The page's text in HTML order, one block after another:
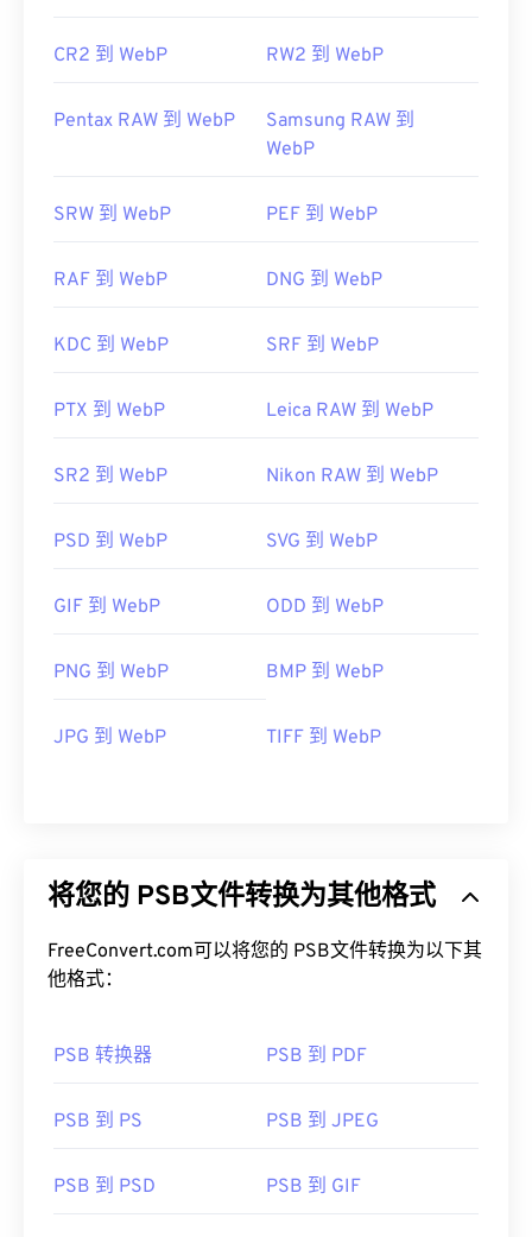
CR2 到 WebP RW2 到 WebP
Pentax RAW 到 WebP
Samsung RAW 到
WebP
SRW 到 WebP PEF 到 WebP
RAF 到 WebP DNG 到 WebP
KDC 到 WebP SRF 到 WebP
PTX 到 WebP Leica RAW 到 WebP
SR2 到 WebP Nikon RAW 到 WebP
PSD 到 WebP SVG 到 WebP
GIF 到 WebP ODD 到 WebP
PNG 到 WebP BMP 到 WebP
JPG 到 WebP TIFF 到 WebP
将您的 PSB文件转换为其他格式
FreeConvert.com可以将您的 PSB文件转换为以下其
他格式：
PSB 转换器 PSB 到 PDF
PSB 到 PS PSB 到 JPEG
PSB 到 PSD PSB 到 GIF